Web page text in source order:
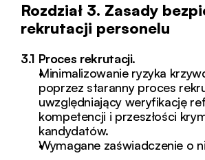
Rozdział 3. Zasady
rekrutacji personelu
3.1 Proces rekrutacji.
Minimalizowanie ryzyka
poprzez staranny proces
uwzględniający weryfikację
kompetencji i przeszłości
kandydatów.
Wymagane zaświadczenie o